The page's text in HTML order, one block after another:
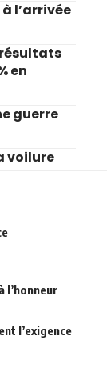
l’arrivée
en
guerre
voilure
l’honneur
l’exigence